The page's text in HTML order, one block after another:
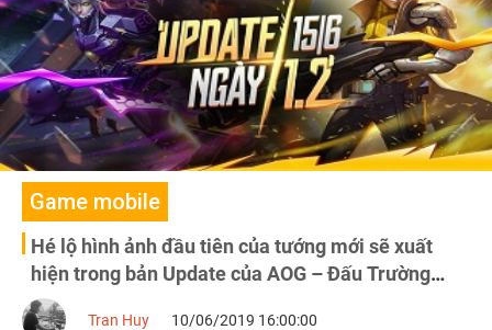
Game mobile
Hé lộ hình ảnh đầu tiên của tướng mới sẽ xuất
hiện trong bản Update của AOG – Đấu Trường
Vinh Quang
Tran Huy 10/06/2019 16:00:00